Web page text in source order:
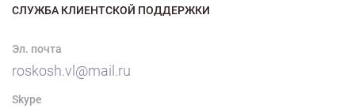
СЛУЖБА КЛИЕНТСКОЙ ПОДДЕРЖКИ
Эл. почта
roskosh.vl@mail.ru
Skype